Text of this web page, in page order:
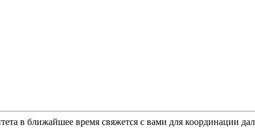
в ближайшее время свяжется с вами для координации